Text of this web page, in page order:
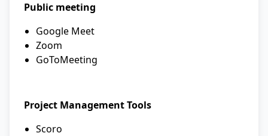
Public meeting
Google Meet
Zoom
GoToMeeting
Project Management Tools
Scoro